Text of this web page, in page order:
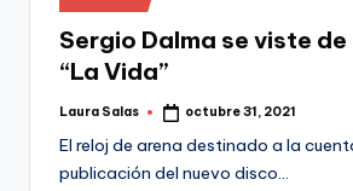
en
Sergio Dalma se viste
“La Vida”
Publicado
Laura Salas octubre 31, 2021
El reloj de arena destinado a la
publicación del nuevo disco…